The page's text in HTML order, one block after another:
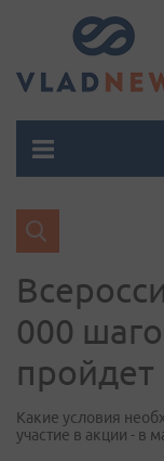
000
пройдет
Какие условия
участие в акции - в